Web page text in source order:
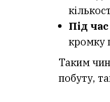
Під
кромку
Таким
побуту,